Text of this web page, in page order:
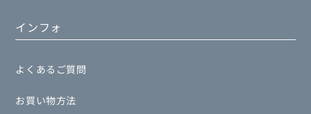
インフォ
よくあるご質問
お買い物方法